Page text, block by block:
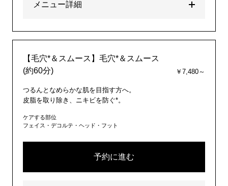
メニュー詳細
【毛穴*＆スムース】毛穴*＆スムース
(約60分)
￥7,480～
つるんとなめらかな肌を目指す方へ。
皮脂を取り除き、ニキビを防ぐ*。
ケアする部位
フェイス・デコルテ・ヘッド・フット
予約に進む